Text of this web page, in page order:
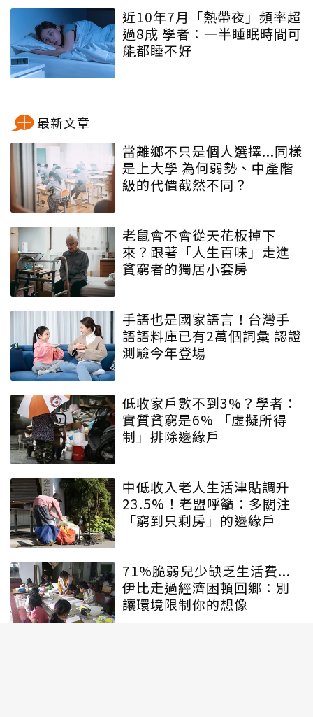
近10年7月「熱帶夜」頻率超
過8成 學者：一半睡眠時間可
能都睡不好
最新文章
當離鄉不只是個人選擇...同樣
是上大學 為何弱勢、中產階
級的代價截然不同？
老鼠會不會從天花板掉下
來？跟著「人生百味」走進
貧窮者的獨居小套房
手語也是國家語言！台灣手
語語料庫已有2萬個詞彙 認證
測驗今年登場
低收家戶數不到3%？學者：
實質貧窮是6% 「虛擬所得
制」排除邊緣戶
中低收入老人生活津貼調升
23.5%！老盟呼籲：多關注
「窮到只剩房」的邊緣戶
71%脆弱兒少缺乏生活費...
伊比走過經濟困頓回鄉：別
讓環境限制你的想像